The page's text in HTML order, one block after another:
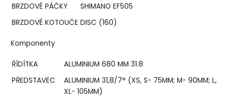
BRZDOVÉ PÁČKY
SHIMANO EF505
BRZDOVÉ KOTOUČE DISC (160)
Komponenty
ŘÍDÍTKA
ALUMINIUM 680 MM 31.8
PŘEDSTAVEC
ALUMINIUM 31,8/7° (XS, S- 75MM; M- 90MM; L,
XL- 105MM)